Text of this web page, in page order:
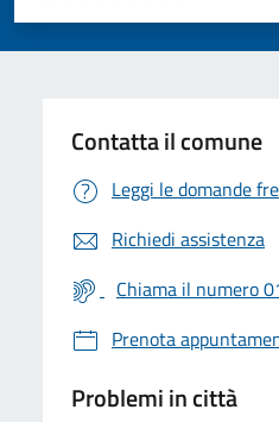
Valuta 5 stelle
Valuta 4 stelle su 5
Valuta 3 stelle su 5
Valuta 2 stelle su 5
Valuta 1 stelle su 5
Contatta il comune
Leggi le domande
Richiedi assistenza
Chiama il numero
Prenota
Problemi in città